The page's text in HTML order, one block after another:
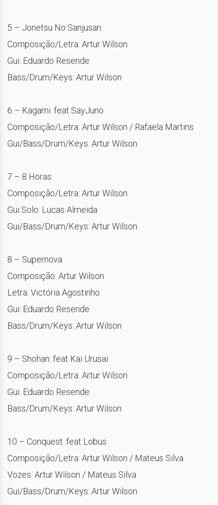
5 – Jonetsu No Sanjusan
Composição/Letra: Artur Wilson
Gui: Eduardo Resende
Bass/Drum/Keys: Artur Wilson
6 – Kagami .feat SayJuno
Composição/Letra: Artur Wilson / Rafaela Martins
Gui/Bass/Drum/Keys: Artur Wilson
7 – 8 Horas
Composição/Letra: Artur Wilson
Gui Solo: Lucas Almeida
Gui/Bass/Drum/Keys: Artur Wilson
8 – Supernova
Composição: Artur Wilson
Letra: Victória Agostinho
Gui: Eduardo Resende
Bass/Drum/Keys: Artur Wilson
9 – Shohan .feat Kai Urusai
Composição/Letra: Artur Wilson
Gui: Eduardo Resende
Bass/Drum/Keys: Artur Wilson
10 – Conquest .feat Lobus
Composição/Letra: Artur Wilson / Mateus Silva
Vozes: Artur Wilson / Mateus Silva
Gui/Bass/Drum/Keys: Artur Wilson